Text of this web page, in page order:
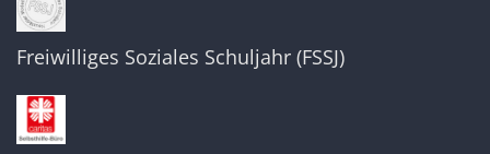
Freiwilliges Soziales Schuljahr (FSSJ)